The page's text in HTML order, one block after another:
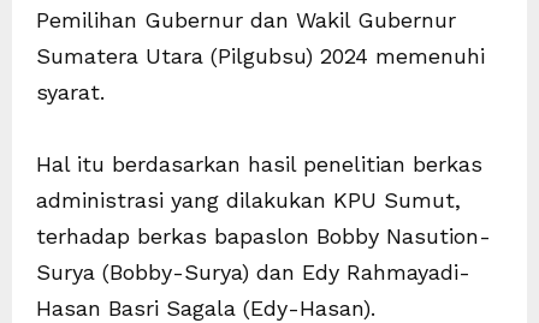
Pemilihan Gubernur dan Wakil Gubernur
Sumatera Utara (Pilgubsu) 2024 memenuhi
syarat.
Hal itu berdasarkan hasil penelitian berkas
administrasi yang dilakukan KPU Sumut,
terhadap berkas bapaslon Bobby Nasution-
Surya (Bobby-Surya) dan Edy Rahmayadi-
Hasan Basri Sagala (Edy-Hasan).